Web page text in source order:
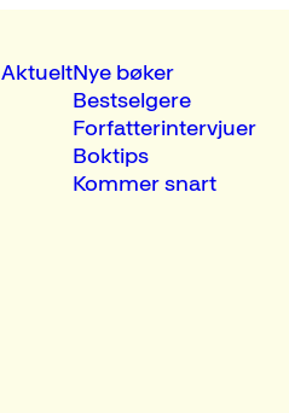
AktueltNye bøker
Bestselgere
Forfatterintervjuer
Boktips
Kommer snart